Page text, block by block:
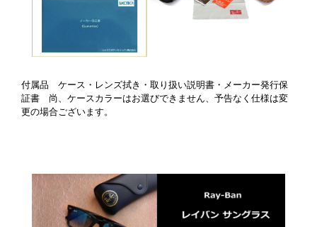
付属品 ケース・レンズ拭き・取り扱い説明書・メーカー発行保
証書 尚、ケースカラーはお選びできません、予告なく仕様は変
更の場合ございます。